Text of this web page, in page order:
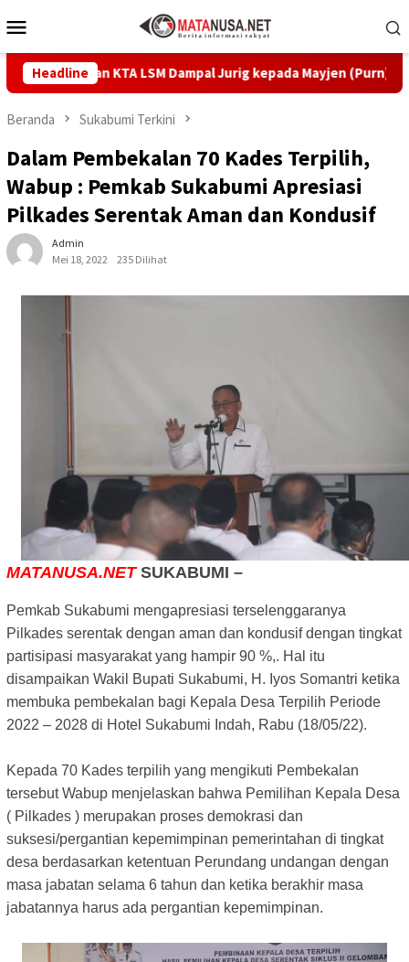
ke
Mobile
Headline
KTA LSM Dampal Jurig kepada Mayjen (Purn) Tatang
Beranda Sukabumi Terkini
Dalam Pembekalan 70 Kades Terpilih,
Wabup : Pemkab Sukabumi Apresiasi
Pilkades Serentak Aman dan Kondusif
Admin
Mei 18, 2022
235 Dilihat
MATANUSA.NETSUKABUMI –
Pemkab Sukabumi mengapresiasi terselenggaranya
Pilkades serentak dengan aman dan kondusif dengan tingkat
partisipasi masyarakat yang hampir 90 %,. Hal itu
disampaikan Wakil Bupati Sukabumi, H. Iyos Somantri ketika
membuka pembekalan bagi Kepala Desa Terpilih Periode
2022 – 2028 di Hotel Sukabumi Indah, Rabu (18/05/22).
Kepada 70 Kades terpilih yang mengikuti Pembekalan
tersebut Wabup menjelaskan bahwa Pemilihan Kepala Desa
( Pilkades ) merupakan proses demokrasi dan
suksesi/pergantian kepemimpinan pemerintahan di tingkat
desa berdasarkan ketentuan Perundang undangan dengan
masa jabatan selama 6 tahun dan ketika berakhir masa
jabatannya harus ada pergantian kepemimpinan.